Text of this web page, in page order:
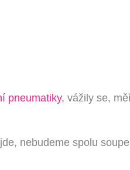
pneumatiky, vážily se,
nebudeme spolu